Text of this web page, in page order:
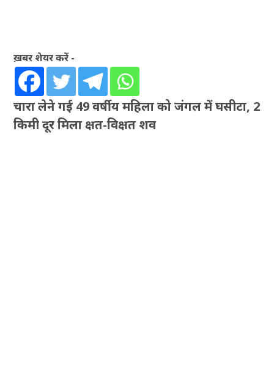
ख़बर शेयर करें -
चारा लेने गई 49 वर्षीय महिला को जंगल में घसीटा, 2
किमी दूर मिला क्षत-विक्षत शव